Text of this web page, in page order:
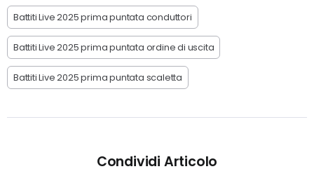
Battiti Live 2025 prima puntata conduttori
Battiti Live 2025 prima puntata ordine di uscita
Battiti Live 2025 prima puntata scaletta
Condividi Articolo